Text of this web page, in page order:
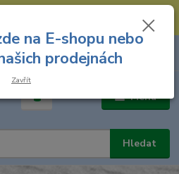
--- Prodejna nářadí: 731 449 423 --
Menu
Hledat
za
na E-shopu nebo
prodejnách
Zavřít